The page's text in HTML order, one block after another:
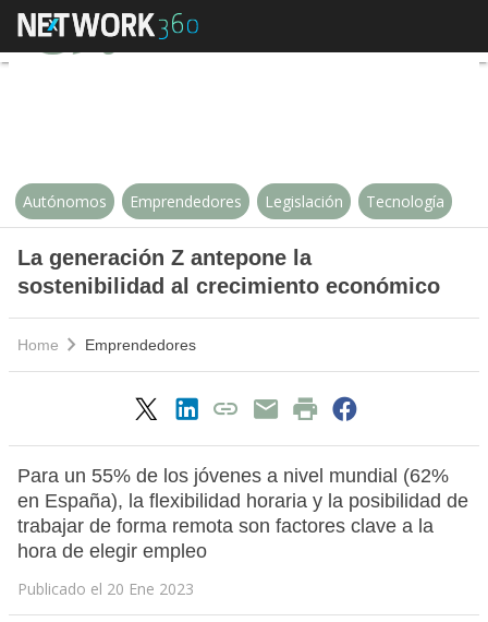
La generación Z antepone la
Autónomos Emprendedores Legislación Tecnología
La generación Z antepone la
sostenibilidad al crecimiento económico
Home Emprendedores
Para un 55% de los jóvenes a nivel mundial (62%
en España), la flexibilidad horaria y la posibilidad de
trabajar de forma remota son factores clave a la
hora de elegir empleo
Publicado el 20 Ene 2023